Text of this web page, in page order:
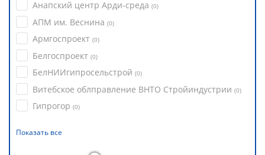
Анапский центр Арди-среда (0)
АПМ им. Веснина (0)
Армгоспроект (0)
Белгоспроект (0)
БелНИИгипросельстрой (0)
Витебское облправление ВНТО Стройиндустрии (0)
Гипрогор (0)
Показать все